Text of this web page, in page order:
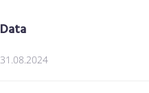
Data
31.08.2024